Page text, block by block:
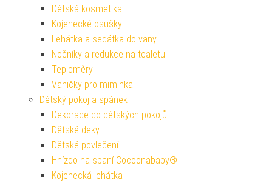
Dětská kosmetika
Kojenecké osušky
Lehátka a sedátka do vany
Nočníky a redukce na toaletu
Teploměry
Vaničky pro miminka
Dětský pokoj a spánek
Dekorace do dětských pokojů
Dětské deky
Dětské povlečení
Hnízdo na spaní Cocoonababy®
Kojenecká lehátka